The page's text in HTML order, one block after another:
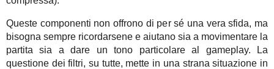
Queste componenti non offrono di per sé una vera sfida, ma
bisogna sempre ricordarsene e aiutano sia a movimentare la
partita sia a dare un tono particolare al gameplay. La
questione dei filtri, su tutte, mette in una strana situazione in